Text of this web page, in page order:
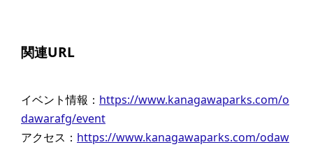
関連URL
イベント情報： https://www.kanagawaparks.com/o
dawarafg/event
アクセス： https://www.kanagawaparks.com/odaw